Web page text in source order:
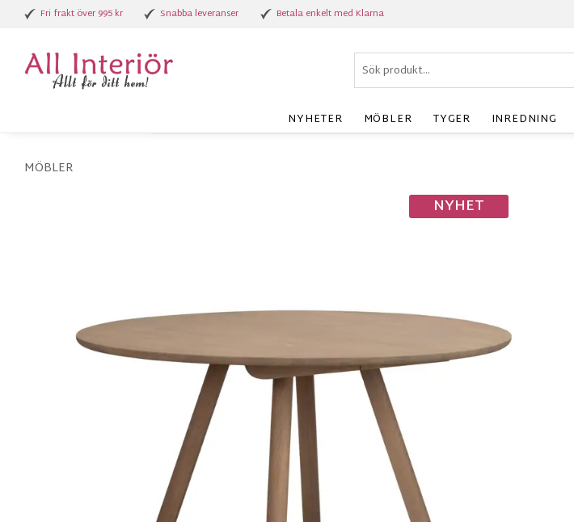
Fri frakt över 995 kr Snabba leveranser Betala enkelt med Klarna
NYHETER MÖBLER TYGER INREDNING
MÖBLER
NYHET